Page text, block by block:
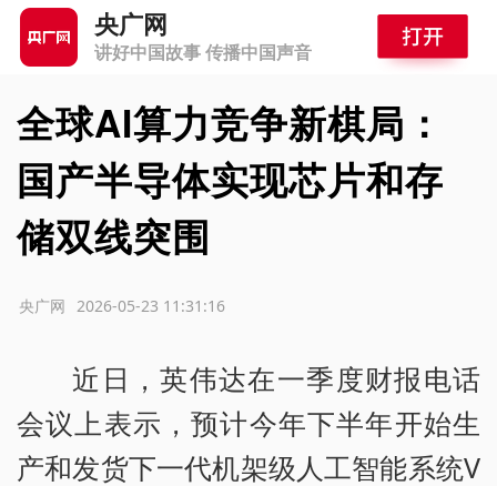
央广网
讲好中国故事 传播中国声音
全球AI算力竞争新棋局：
国产半导体实现芯片和存
储双线突围
2026-05-23 11:31:16
央广网
近日，英伟达在一季度财报电话
会议上表示，预计今年下半年开始生
产和发货下一代机架级人工智能系统V